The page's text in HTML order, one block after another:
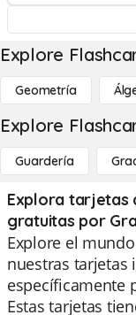
Explore
Geometría
Explore
Guardería
Explora tarjetas
gratuitas por
Explore el
nuestras tarjetas
específicamente
Estas tarjetas